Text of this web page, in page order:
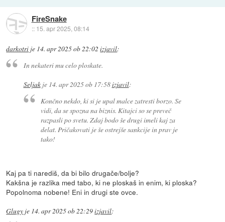
FireSnake
:: 15. apr 2025, 08:14
darkotri je 14. apr 2025 ob 22:02 izjavil:
In nekateri mu celo ploskate.
Seljakje 14. apr 2025 ob 17:58izjavil:
Končno nekdo, ki si je upal malce zatresti borzo. Se
vidi, da se spozna na biznis. Kitajci so se preveč
razpasli po svetu. Zdaj bodo še drugi imeli kaj za
delat. Pričakovati je še ostrejše sankcije in prav je
tako!
Kaj pa ti narediš, da bi bilo drugače/bolje?
Kakšna je razlika med tabo, ki ne ploskaš in enim, ki ploska?
Popolnoma nobene! Eni in drugi ste ovce.
Glugy je 14. apr 2025 ob 22:29izjavil: